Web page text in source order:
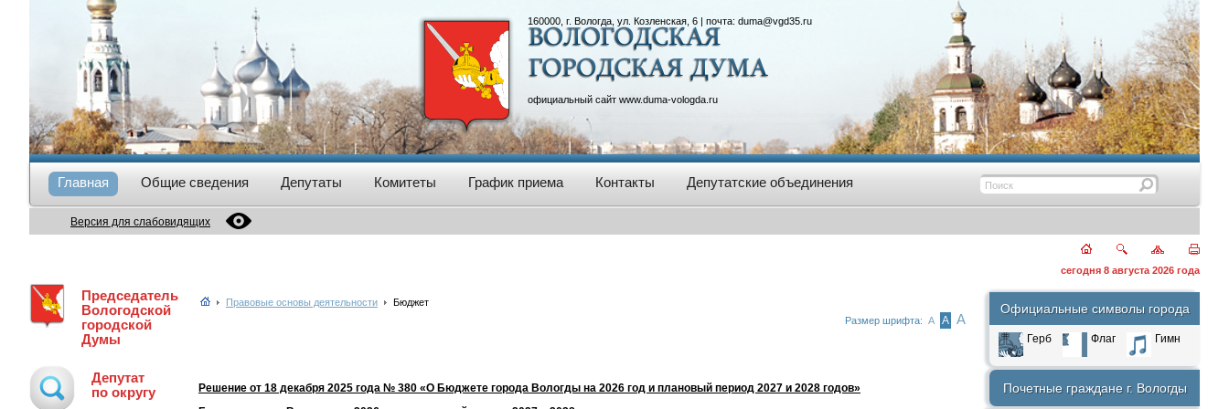
160000, г. Вологда, ул. Козленская, 6 | почта: duma@vgd35.ru
официальный сайт www.duma-vologda.ru
Главная Общие сведения Депутаты Комитеты График приема Контакты Депутатские объединения
Версия для слабовидящих
сегодня 8 августа 2026 года
Председатель
Вологодской
городской
Думы
Депутат
по округу
Правовые основы деятельности
Бюджет
Размер шрифта: А А А
Решение от 18 декабря 2025 года № 380 «О Бюджете города Вологды на 2026 год и плановый период 2027 и 2028 годов»
Официальные символы города
Герб Флаг Гимн
Почетные граждане г. Вологды